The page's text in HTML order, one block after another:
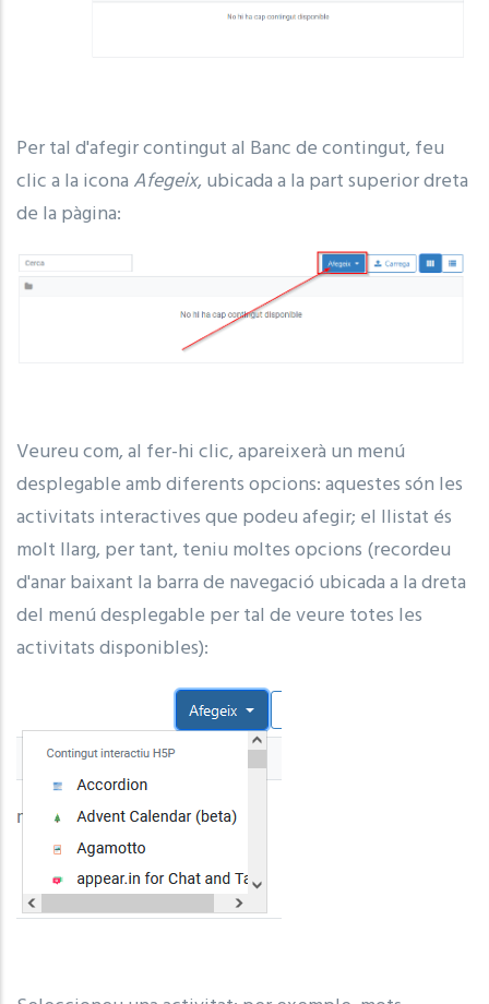
Per tal d'afegir contingut al Banc de contingut, feu
clic a la icona Afegeix, ubicada a la part superior dreta
de la pàgina:
Veureu com, al fer-hi clic, apareixerà un menú
desplegable amb diferents opcions: aquestes són les
activitats interactives que podeu afegir; el llistat és
molt llarg, per tant, teniu moltes opcions (recordeu
d'anar baixant la barra de navegació ubicada a la dreta
del menú desplegable per tal de veure totes les
activitats disponibles):